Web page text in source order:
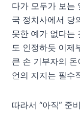
다가 모두가 보는
국 정치사에서 당
못한 예가 없다는
도 인정하듯 이제
큰 손 기부자의
언의 지지는 필수
따라서 “아직” 준